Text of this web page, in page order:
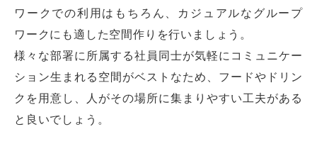
ワークでの利用はもちろん、カジュアルなグループ
ワークにも適した空間作りを行いましょう。
様々な部署に所属する社員同士が気軽にコミュニケー
ション生まれる空間がベストなため、フードやドリン
クを用意し、人がその場所に集まりやすい工夫がある
と良いでしょう。